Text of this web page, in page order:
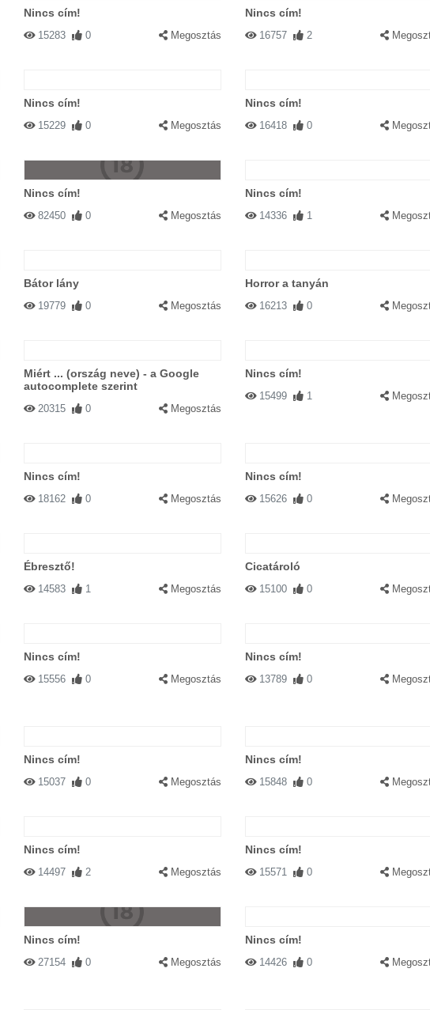
Nincs cím!
15283 0 Megosztás
Nincs cím!
16757 2
Nincs cím!
15229 0 Megosztás
Nincs cím!
16418 0
Nincs cím!
82450 0 Megosztás
Nincs cím!
14336 1
Bátor lány
19779 0 Megosztás
Horror a tanyán
16213 0
Miért ... (ország neve) - a Google
autocomplete szerint
20315 0 Megosztás
Nincs cím!
15499 1
Nincs cím!
18162 0 Megosztás
Nincs cím!
15626 0
Ébresztő!
14583 1 Megosztás
Cicatároló
15100 0
Nincs cím!
15556 0 Megosztás
Nincs cím!
13789 0
Nincs cím!
15037 0 Megosztás
Nincs cím!
15848 0
Nincs cím!
14497 2 Megosztás
Nincs cím!
15571 0
Nincs cím!
27154 0 Megosztás
Nincs cím!
14426 0